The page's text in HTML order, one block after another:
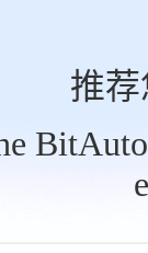
推